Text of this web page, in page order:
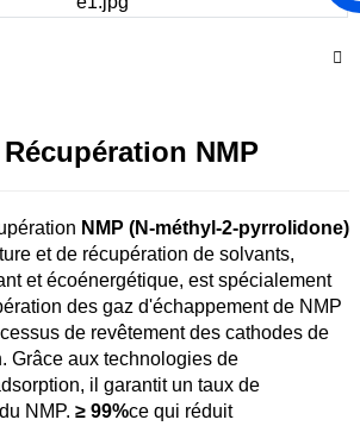
NMP
NMP (N-méthyl-2-pyrrolidone)
et de récupération de solvants,
et écoénergétique, est spécialement
des gaz d'échappement de NMP
de revêtement des cathodes de
Grâce aux technologies de
il garantit un taux de
NMP. ≥ 99%ce qui réduit